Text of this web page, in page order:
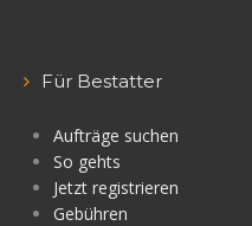
Für Bestatter
Aufträge suchen
So gehts
Jetzt registrieren
Gebühren